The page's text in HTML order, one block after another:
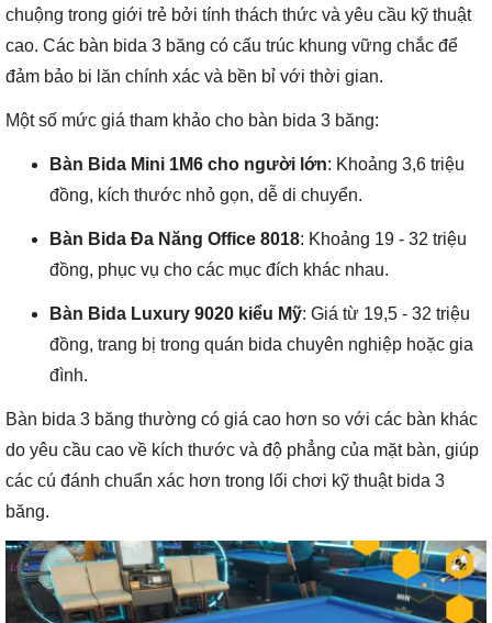
chuộng trong giới trẻ bởi tính thách thức và yêu cầu kỹ thuật
cao. Các bàn bida 3 băng có cấu trúc khung vững chắc để
đảm bảo bi lăn chính xác và bền bỉ với thời gian.
Một số mức giá tham khảo cho bàn bida 3 băng:
Bàn Bida Mini 1M6 cho người lớn: Khoảng 3,6 triệu
đồng, kích thước nhỏ gọn, dễ di chuyển.
Bàn Bida Đa Năng Office 8018: Khoảng 19 - 32 triệu
đồng, phục vụ cho các mục đích khác nhau.
Bàn Bida Luxury 9020 kiểu Mỹ: Giá từ 19,5 - 32 triệu
đồng, trang bị trong quán bida chuyên nghiệp hoặc gia
đình.
Bàn bida 3 băng thường có giá cao hơn so với các bàn khác
do yêu cầu cao về kích thước và độ phẳng của mặt bàn, giúp
các cú đánh chuẩn xác hơn trong lối chơi kỹ thuật bida 3
băng.